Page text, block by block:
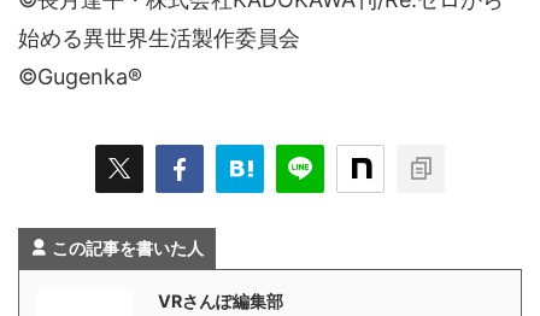
始める異世界生活製作委員会
©Gugenka®
この記事を書いた人
VRさんぽ編集部